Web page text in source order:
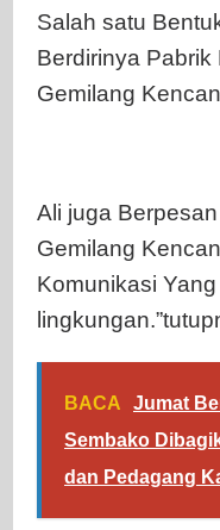
Salah satu
Berdirinya Pabrik
Gemilang
Ali juga
Gemilang
Komunikasi
BACA
Jumat
Sembako
dan Pedagang